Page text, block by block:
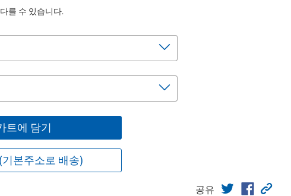
를 수 있습니다.
트에 담기
본주소로 배송)
공유